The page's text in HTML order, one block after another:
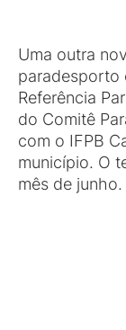
Uma outra
paradesporto
Referência
do Comitê
com o IFPB
município. O
mês de junho.